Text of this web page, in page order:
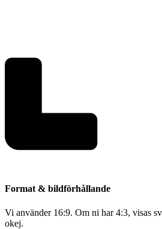
Format & bildförhållande
Vi använder 16:9. Om ni har 4:3, visas
okej.